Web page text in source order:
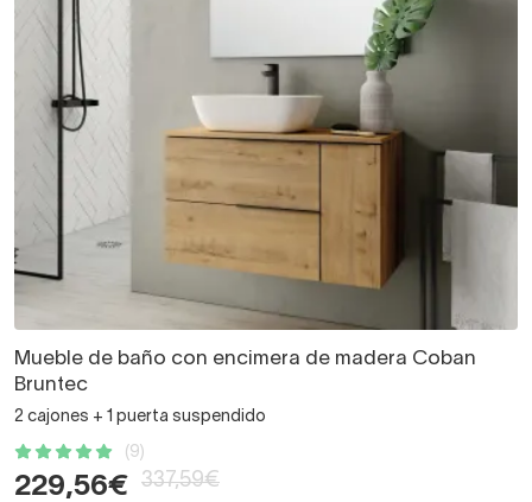
Mueble de baño con encimera de madera Coban
Bruntec
2 cajones + 1 puerta suspendido
(9)
229,56€ 337,59€